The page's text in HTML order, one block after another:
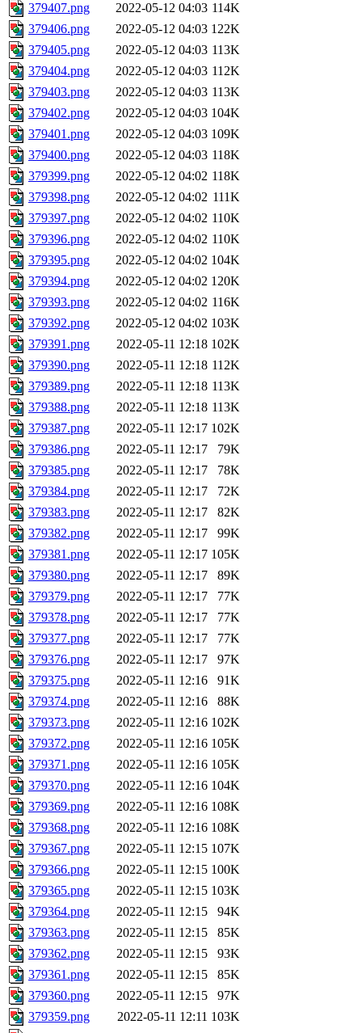
379407.png
2022-05-12 04:03 114K
379406.png
2022-05-12 04:03 122K
379405.png
2022-05-12 04:03 113K
379404.png
2022-05-12 04:03 112K
379403.png
2022-05-12 04:03 113K
379402.png
2022-05-12 04:03 104K
379401.png
2022-05-12 04:03 109K
379400.png
2022-05-12 04:03 118K
379399.png
2022-05-12 04:02 118K
379398.png
2022-05-12 04:02 111K
379397.png
2022-05-12 04:02 110K
379396.png
2022-05-12 04:02 110K
379395.png
2022-05-12 04:02 104K
379394.png
2022-05-12 04:02 120K
379393.png
2022-05-12 04:02 116K
379392.png
2022-05-12 04:02 103K
379391.png
2022-05-11 12:18 102K
379390.png
2022-05-11 12:18 112K
379389.png
2022-05-11 12:18 113K
379388.png
2022-05-11 12:18 113K
379387.png
2022-05-11 12:17 102K
379386.png
2022-05-11 12:17
79K
379385.png
2022-05-11 12:17
78K
379384.png
2022-05-11 12:17
72K
379383.png
2022-05-11 12:17
82K
379382.png
2022-05-11 12:17
99K
379381.png
2022-05-11 12:17 105K
379380.png
2022-05-11 12:17
89K
379379.png
2022-05-11 12:17
77K
379378.png
2022-05-11 12:17
77K
379377.png
2022-05-11 12:17
77K
379376.png
2022-05-11 12:17
97K
379375.png
2022-05-11 12:16
91K
379374.png
2022-05-11 12:16
88K
379373.png
2022-05-11 12:16 102K
379372.png
2022-05-11 12:16 105K
379371.png
2022-05-11 12:16 105K
379370.png
2022-05-11 12:16 104K
379369.png
2022-05-11 12:16 108K
379368.png
2022-05-11 12:16 108K
379367.png
2022-05-11 12:15 107K
379366.png
2022-05-11 12:15 100K
379365.png
2022-05-11 12:15 103K
379364.png
2022-05-11 12:15
94K
379363.png
2022-05-11 12:15
85K
379362.png
2022-05-11 12:15
93K
379361.png
2022-05-11 12:15
85K
379360.png
2022-05-11 12:15
97K
379359.png
2022-05-11 12:11 103K